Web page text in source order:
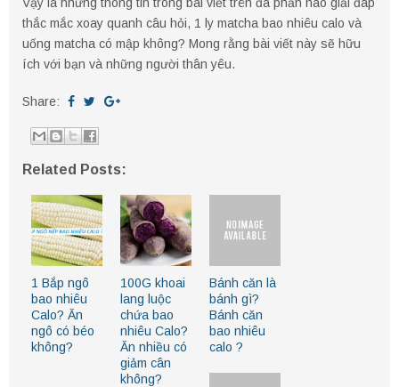
thắc mắc xoay quanh câu hỏi, 1 ly matcha bao nhiêu calo và
uống matcha có mập không? Mong rằng bài viết này sẽ hữu
ích với bạn và những người thân yêu.
Share:
Related Posts:
1 Bắp ngô
bao nhiêu
Calo? Ăn
ngô có béo
không?
100G khoai
lang luộc
chứa bao
nhiêu Calo?
Ăn nhiều có
giảm cân
không?
Bánh căn là
bánh gì?
Bánh căn
bao nhiêu
calo ?